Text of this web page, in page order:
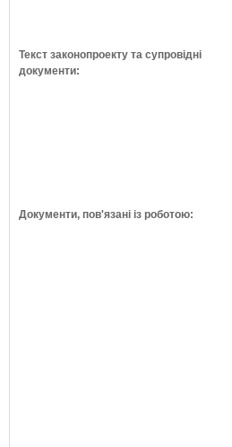
Текст законопроекту та супровідні
документи:
Документи, пов'язані із роботою: